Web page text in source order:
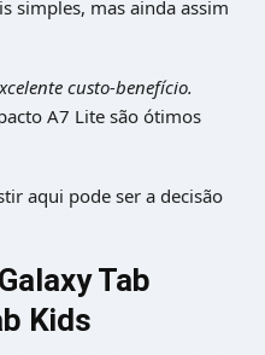
simples, mas ainda assim
custo-benefício.
A7 Lite são ótimos
aqui pode ser a decisão
Tab
Kids